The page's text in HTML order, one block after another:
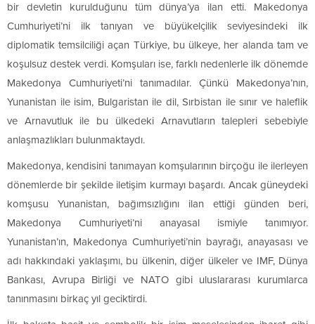
bir devletin kurulduğunu tüm dünya’ya ilan etti. Makedonya
Cumhuriyeti’ni ilk tanıyan ve büyükelçilik seviyesindeki ilk
diplomatik temsilciliği açan Türkiye, bu ülkeye, her alanda tam ve
koşulsuz destek verdi. Komşuları ise, farklı nedenlerle ilk dönemde
Makedonya Cumhuriyeti’ni tanımadılar. Çünkü Makedonya’nın,
Yunanistan ile isim, Bulgaristan ile dil, Sırbistan ile sınır ve haleflik
ve Arnavutluk ile bu ülkedeki Arnavutların talepleri sebebiyle
anlaşmazlıkları bulunmaktaydı.
Makedonya, kendisini tanımayan komşularının birçoğu ile ilerleyen
dönemlerde bir şekilde iletişim kurmayı başardı. Ancak güneydeki
komşusu Yunanistan, bağımsızlığını ilan ettiği günden beri,
Makedonya Cumhuriyeti’ni anayasal ismiyle tanımıyor.
Yunanistan’ın, Makedonya Cumhuriyeti’nin bayrağı, anayasası ve
adı hakkındaki yaklaşımı, bu ülkenin, diğer ülkeler ve IMF, Dünya
Bankası, Avrupa Birliği ve NATO gibi uluslararası kurumlarca
tanınmasını birkaç yıl geciktirdi.